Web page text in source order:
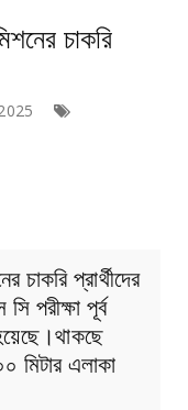
চাকরি
চাকরি প্রার্থীদের
পরীক্ষা পূর্ব
মিটার এলাকা